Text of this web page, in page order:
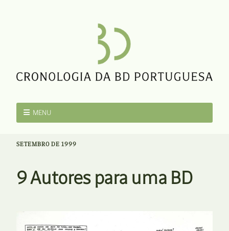
MENU
SETEMBRO DE 1999
9 Autores para uma BD